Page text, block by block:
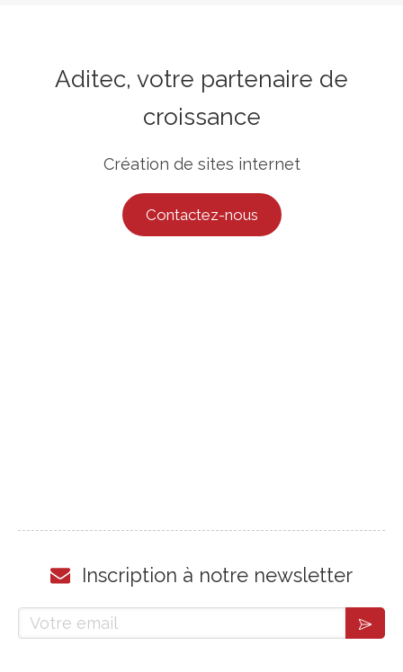
Aditec, votre partenaire de
croissance
Création de sites internet
Contactez-nous
Inscription à notre newsletter
Votre email